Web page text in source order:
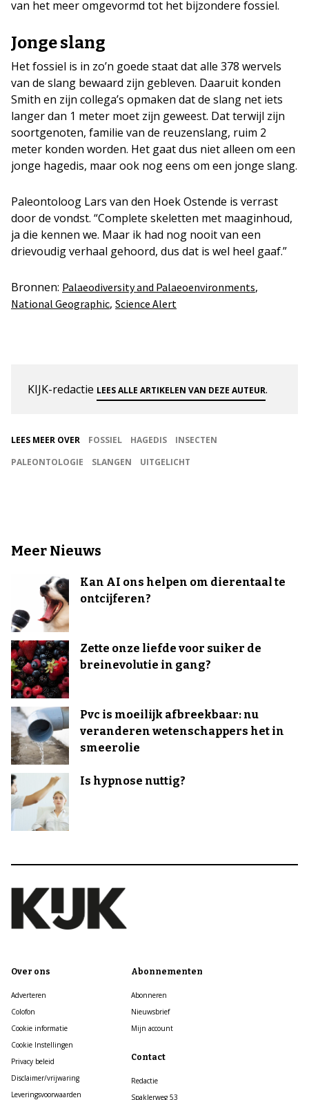
van het meer omgevormd tot het bijzondere fossiel.
Jonge slang
Het fossiel is in zo’n goede staat dat alle 378 wervels
van de slang bewaard zijn gebleven. Daaruit konden
Smith en zijn collega’s opmaken dat de slang net iets
langer dan 1 meter moet zijn geweest. Dat terwijl zijn
soortgenoten, familie van de reuzenslang, ruim 2
meter konden worden. Het gaat dus niet alleen om een
jonge hagedis, maar ook nog eens om een jonge slang.
Paleontoloog Lars van den Hoek Ostende is verrast
door de vondst. “Complete skeletten met maaginhoud,
ja die kennen we. Maar ik had nog nooit van een
drievoudig verhaal gehoord, dus dat is wel heel gaaf.”
Bronnen: Palaeodiversity and Palaeoenvironments,
National Geographic, Science Alert
KIJK-redactie LEES ALLE ARTIKELEN VAN DEZE AUTEUR.
LEES MEER OVER FOSSIEL HAGEDIS
INSECTEN
PALEONTOLOGIE
SLANGEN UITGELICHT
Meer Nieuws
Kan AI ons helpen om dierentaal te
ontcijferen?
Zette onze liefde voor suiker de
breinevolutie in gang?
Pvc is moeilijk afbreekbaar: nu
veranderen wetenschappers het in
smeerolie
Is hypnose nuttig?
Over ons
Adverteren
Colofon
Cookie informatie
Cookie Instellingen
Privacy beleid
Disclaimer/vrijwaring
Leveringsvoorwaarden
Abonnementen
Abonneren
Nieuwsbrief
Mijn account
Contact
Redactie
Spaklerweg 53